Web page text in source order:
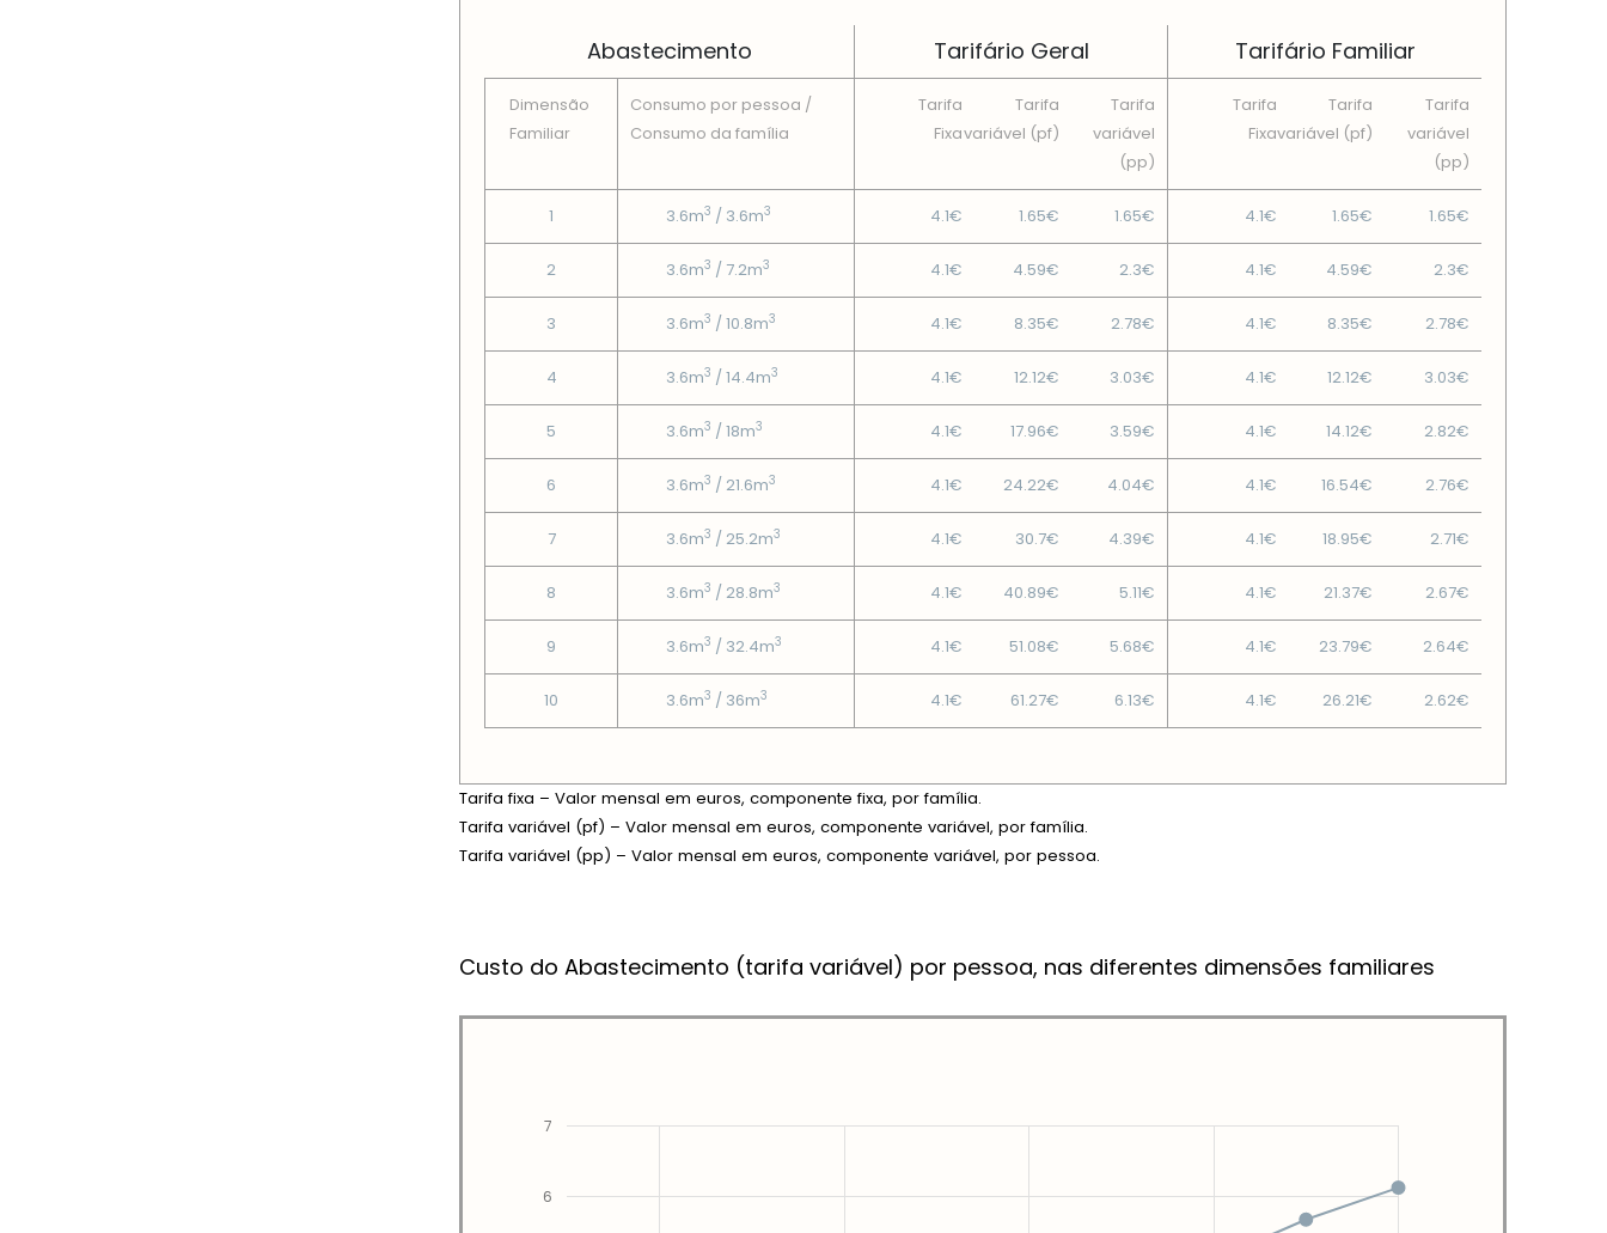
Abastecimento Tarifário Geral Tarifário Familiar
Dimensão
Familiar
Consumo por pessoa /
Consumo da famí­lia
Tarifa
Fixa
Tarifa
variável (pf)
Tarifa
variável
(pp)
Tarifa
Fixa
Tarifa
variável (pf)
Tarifa
variável
(pp)
1 3.6m3 / 3.6m3 4.1€ 1.65€ 1.65€ 4.1€ 1.65€ 1.65€
2 3.6m3 / 7.2m3 4.1€ 4.59€ 2.3€ 4.1€ 4.59€ 2.3€
3 3.6m3 / 10.8m3 4.1€ 8.35€ 2.78€ 4.1€ 8.35€ 2.78€
4 3.6m3 / 14.4m3 4.1€ 12.12€ 3.03€ 4.1€ 12.12€ 3.03€
5 3.6m3 / 18m3 4.1€ 17.96€ 3.59€ 4.1€ 14.12€ 2.82€
6 3.6m3 / 21.6m3 4.1€ 24.22€ 4.04€ 4.1€ 16.54€ 2.76€
7 3.6m3 / 25.2m3 4.1€ 30.7€ 4.39€ 4.1€ 18.95€ 2.71€
8 3.6m3 / 28.8m3 4.1€ 40.89€ 5.11€ 4.1€ 21.37€ 2.67€
9 3.6m3 / 32.4m3 4.1€ 51.08€ 5.68€ 4.1€ 23.79€ 2.64€
10 3.6m3 / 36m3 4.1€ 61.27€ 6.13€ 4.1€ 26.21€ 2.62€
Tarifa fixa – Valor mensal em euros, componente fixa, por família.
Tarifa variável (pf) – Valor mensal em euros, componente variável, por família.
Tarifa variável (pp) – Valor mensal em euros, componente variável, por pessoa.
Custo do Abastecimento (tarifa variável) por pessoa, nas diferentes dimensões familiares
6
7